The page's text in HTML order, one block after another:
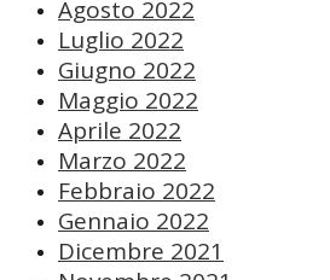
Agosto 2022
Luglio 2022
Giugno 2022
Maggio 2022
Aprile 2022
Marzo 2022
Febbraio 2022
Gennaio 2022
Dicembre 2021